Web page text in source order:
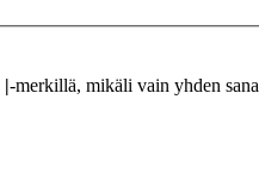
|-merkillä, mikäli vain yhden